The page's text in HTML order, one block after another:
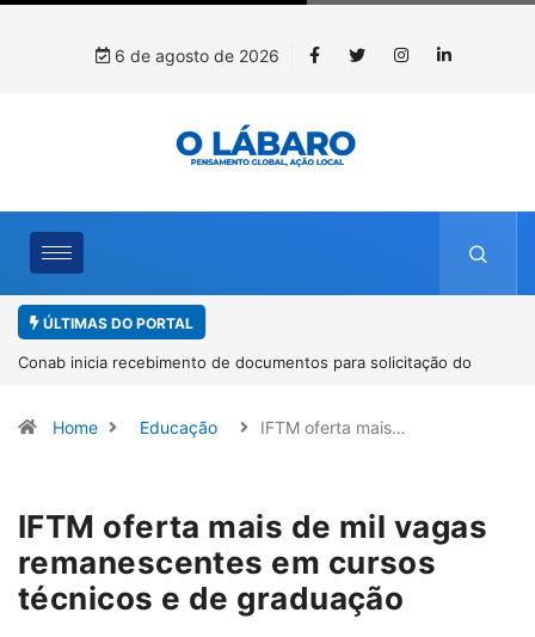
6 de agosto de 2026
ÚLTIMAS DO PORTAL
Workshop internacional debate futuro da piscicultura com
Home Educação IFTM oferta mais…
IFTM oferta mais de mil vagas
remanescentes em cursos
técnicos e de graduação